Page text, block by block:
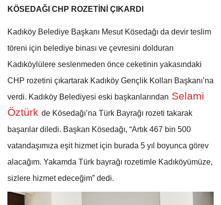
KÖSEDAĞI CHP ROZETİNİ ÇIKARDI
Kadıköy Belediye Başkanı Mesut Kösedağı da devir teslim
töreni için belediye binası ve çevresini dolduran
Kadıköylülere seslenmeden önce ceketinin yakasındaki
CHP rozetini çıkartarak Kadıköy Gençlik Kolları Başkanı’na
verdi. Kadıköy Belediyesi eski başkanlarından Selami
Öztürk de Kösedağı’na Türk Bayrağı rozeti takarak
başarılar diledi. Başkan Kösedağı, “Artık 467 bin 500
vatandaşımıza eşit hizmet için burada 5 yıl boyunca görev
alacağım. Yakamda Türk bayrağı rozetimle Kadıköyümüze,
sizlere hizmet edeceğim” dedi.